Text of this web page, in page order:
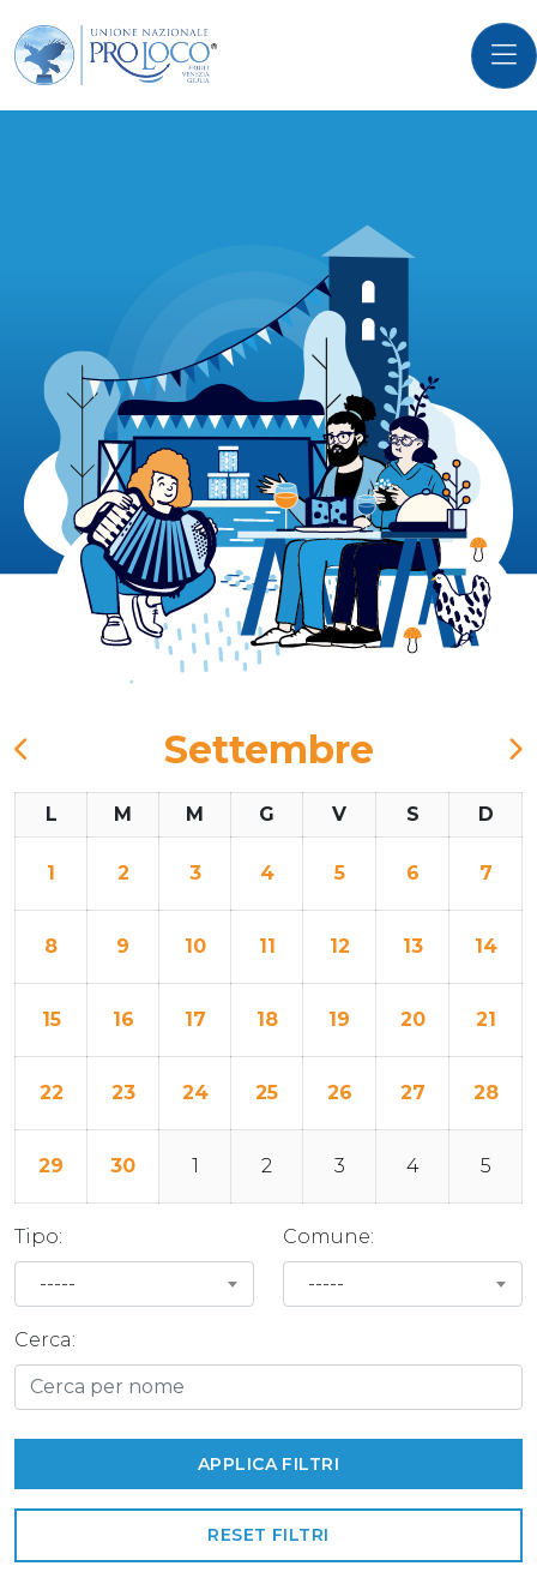
Settembre
L M M G V S D
1 2 3 4 5 6 7
8 9 10 11 12 13 14
15 16 17 18 19 20 21
22 23 24 25 26 27 28
29 30 1 2 3 4 5
Tipo:
-----
Comune:
-----
Cerca:
RESET FILTRI